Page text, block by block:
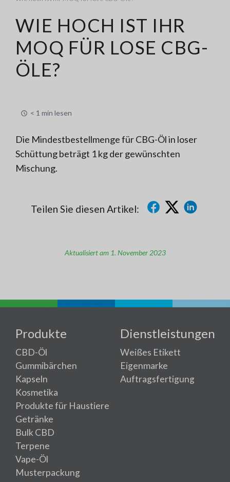
WIE HOCH IST IHR
MOQ FÜR LOSE CBG-
ÖLE?
< 1 min lesen
Die Mindestbestellmenge für CBG-Öl in loser
Schüttung beträgt 1 kg der gewünschten
Mischung.
Teilen Sie diesen Artikel:
Aktualisiert am 1. November 2023
Produkte
CBD-Öl
Gummibärchen
Kapseln
Kosmetika
Produkte für Haustiere
Getränke
Bulk CBD
Terpene
Vape-Öl
Musterpackung
Dienstleistungen
Weißes Etikett
Eigenmarke
Auftragsfertigung